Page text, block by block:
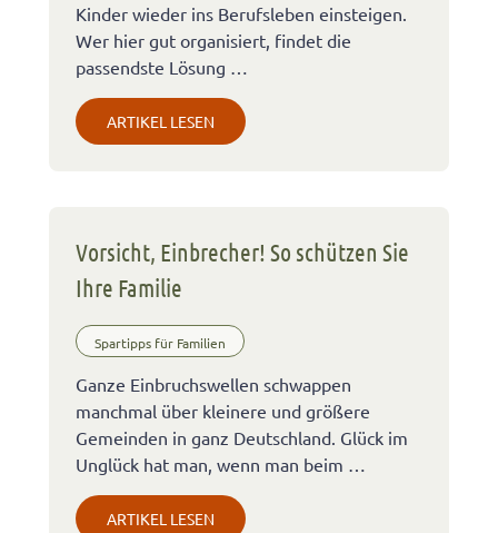
Kinder wieder ins Berufsleben einsteigen.
Wer hier gut organisiert, findet die
passendste Lösung …
ARTIKEL LESEN
Vorsicht, Einbrecher! So schützen Sie
Ihre Familie
Spartipps für Familien
Ganze Einbruchswellen schwappen
manchmal über kleinere und größere
Gemeinden in ganz Deutschland. Glück im
Unglück hat man, wenn man beim …
ARTIKEL LESEN